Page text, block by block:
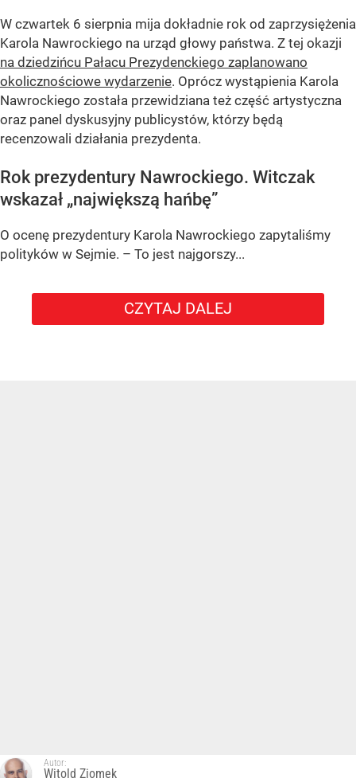
W czwartek 6 sierpnia mija dokładnie rok od zaprzysiężenia
Karola Nawrockiego na urząd głowy państwa. Z tej okazji
na dziedzińcu Pałacu Prezydenckiego zaplanowano
okolicznościowe wydarzenie. Oprócz wystąpienia Karola
Nawrockiego została przewidziana też część artystyczna
oraz panel dyskusyjny publicystów, którzy będą
recenzowali działania prezydenta.
Rok prezydentury Nawrockiego. Witczak
wskazał „największą hańbę”
O ocenę prezydentury Karola Nawrockiego zapytaliśmy
polityków w Sejmie. – To jest najgorszy...
CZYTAJ DALEJ
Autor:
Witold Ziomek